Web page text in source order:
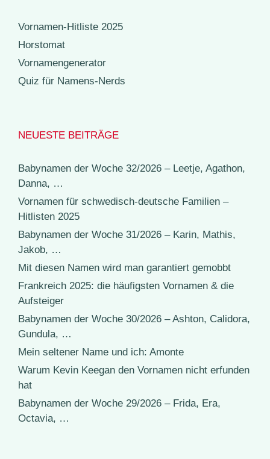
Vornamen-Hitliste 2025
Horstomat
Vornamengenerator
Quiz für Namens-Nerds
NEUESTE BEITRÄGE
Babynamen der Woche 32/2026 – Leetje, Agathon,
Danna, …
Vornamen für schwedisch-deutsche Familien –
Hitlisten 2025
Babynamen der Woche 31/2026 – Karin, Mathis,
Jakob, …
Mit diesen Namen wird man garantiert gemobbt
Frankreich 2025: die häufigsten Vornamen & die
Aufsteiger
Babynamen der Woche 30/2026 – Ashton, Calidora,
Gundula, …
Mein seltener Name und ich: Amonte
Warum Kevin Keegan den Vornamen nicht erfunden
hat
Babynamen der Woche 29/2026 – Frida, Era,
Octavia, …